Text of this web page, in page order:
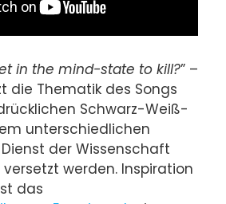
in the mind-state to kill?” –
die Thematik des Songs
Schwarz-Weiß-
unterschiedlichen
der Wissenschaft
versetzt werden. Inspiration
das